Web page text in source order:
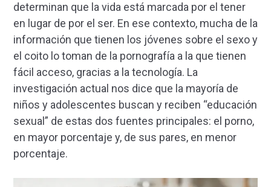
determinan que la vida está marcada por el tener
en lugar de por el ser. En ese contexto, mucha de la
información que tienen los jóvenes sobre el sexo y
el coito lo toman de la pornografía a la que tienen
fácil acceso, gracias a la tecnología. La
investigación actual nos dice que la mayoría de
niños y adolescentes buscan y reciben “educación
sexual” de estas dos fuentes principales: el porno,
en mayor porcentaje y, de sus pares, en menor
porcentaje.